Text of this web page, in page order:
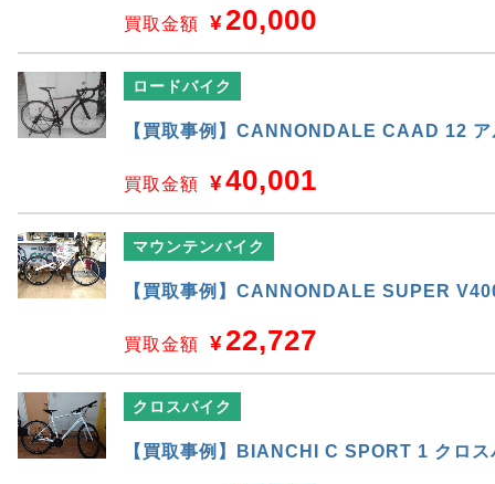
買取金額 ¥20,000
ロードバイク
【買取事例】CANNONDALE CAAD 12
買取金額 ¥40,001
マウンテンバイク
【買取事例】CANNONDALE SUPER
買取金額 ¥22,727
クロスバイク
【買取事例】BIANCHI C SPORT 1 クロス